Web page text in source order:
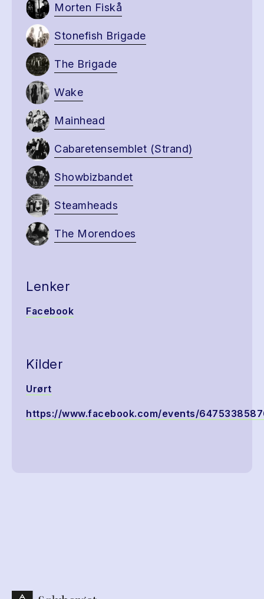
Morten Fiskå
Stonefish Brigade
The Brigade
Wake
Mainhead
Cabaretensemblet (Strand)
Showbizbandet
Steamheads
The Morendoes
Lenker
Facebook
Kilder
Urørt
https://www.facebook.com/events/